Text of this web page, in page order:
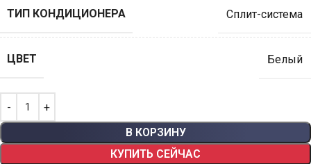
ТИП КОНДИЦИОНЕРА Сплит-система
ЦВЕТ Белый
В КОРЗИНУ
КУПИТЬ СЕЙЧАС